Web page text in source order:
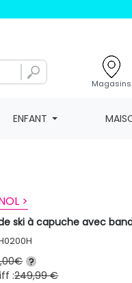
Magasins
ENFANT
>
ski à capuche avec
?
:249,99 €